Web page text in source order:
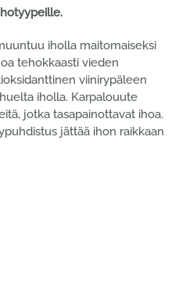
iholla maitomaiseksi
tehokkaasti vieden
viinirypäleen
iholla. Karpalouute
jotka tasapainottavat ihoa.
jättää ihon raikkaan